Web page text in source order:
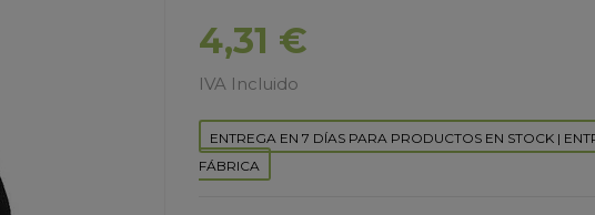
4,31 €
IVA Incluido
ENTREGA EN 7 DÍAS PARA PRODUCTOS EN STOCK |
FÁBRICA